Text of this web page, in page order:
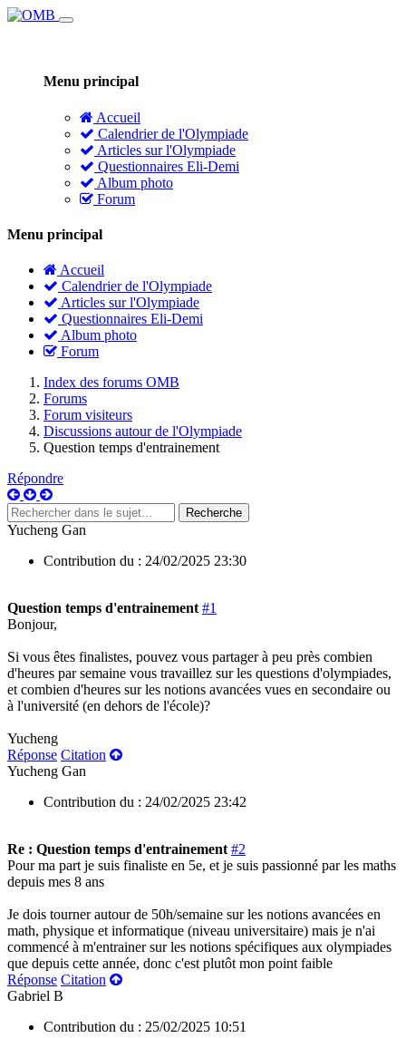
Menu principal
Accueil
Calendrier de l'Olympiade
Articles sur l'Olympiade
Questionnaires Eli-Demi
Album photo
Forum
Menu principal
Accueil
Calendrier de l'Olympiade
Articles sur l'Olympiade
Questionnaires Eli-Demi
Album photo
Forum
Index des forums OMB
Forums
Forum visiteurs
Discussions autour de l'Olympiade
Question temps d'entrainement
Répondre
Yucheng Gan
Contribution du : 24/02/2025 23:30
Question temps d'entrainement #1
Bonjour,
Si vous êtes finalistes, pouvez vous partager à peu près combien
d'heures par semaine vous travaillez sur les questions d'olympiades,
et combien d'heures sur les notions avancées vues en secondaire ou
à l'université (en dehors de l'école)?
Yucheng
Réponse Citation
Yucheng Gan
Contribution du : 24/02/2025 23:42
Re : Question temps d'entrainement #2
Pour ma part je suis finaliste en 5e, et je suis passionné par les maths
depuis mes 8 ans
Je dois tourner autour de 50h/semaine sur les notions avancées en
math, physique et informatique (niveau universitaire) mais je n'ai
commencé à m'entrainer sur les notions spécifiques aux olympiades
que depuis cette année, donc c'est plutôt mon point faible
Réponse Citation
Gabriel B
Contribution du : 25/02/2025 10:51